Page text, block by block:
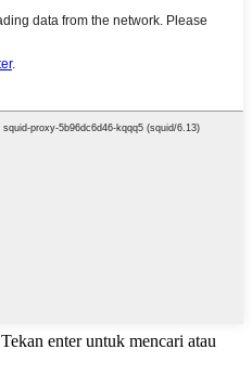
Tekan enter untuk mencari atau